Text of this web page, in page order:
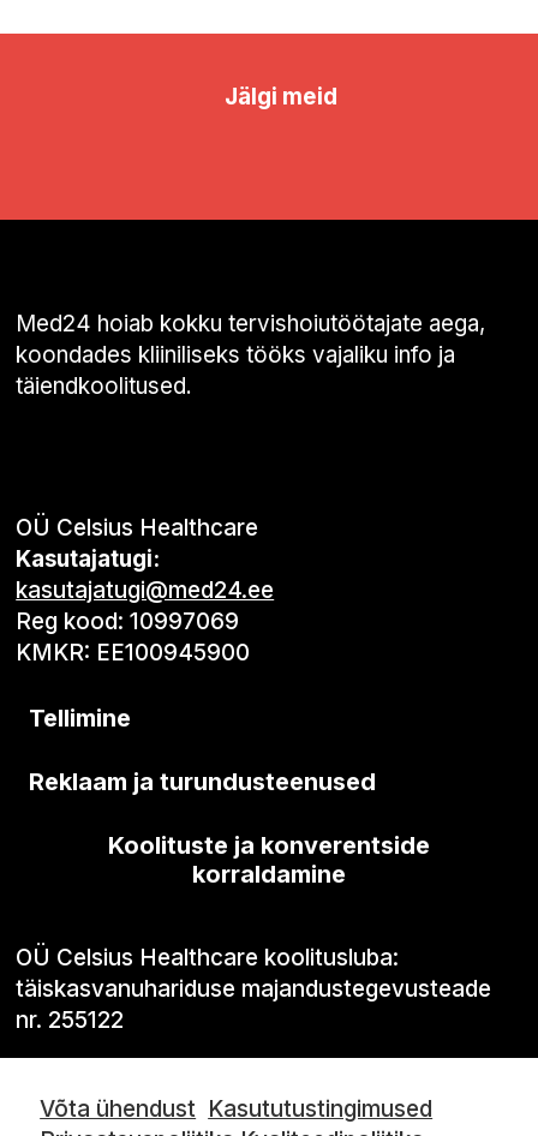
Jälgi meid
Med24 hoiab kokku tervishoiutöötajate aega,
koondades kliiniliseks tööks vajaliku info ja
täiendkoolitused.
OÜ Celsius Healthcare
Kasutajatugi:
kasutajatugi@med24.ee
Reg kood: 10997069
KMKR: EE100945900
Tellimine
Reklaam ja turundusteenused
Koolituste ja konverentside
korraldamine
OÜ Celsius Healthcare koolitusluba:
täiskasvanuhariduse majandustegevusteade
nr. 255122
Võta ühendust Kasututustingimused